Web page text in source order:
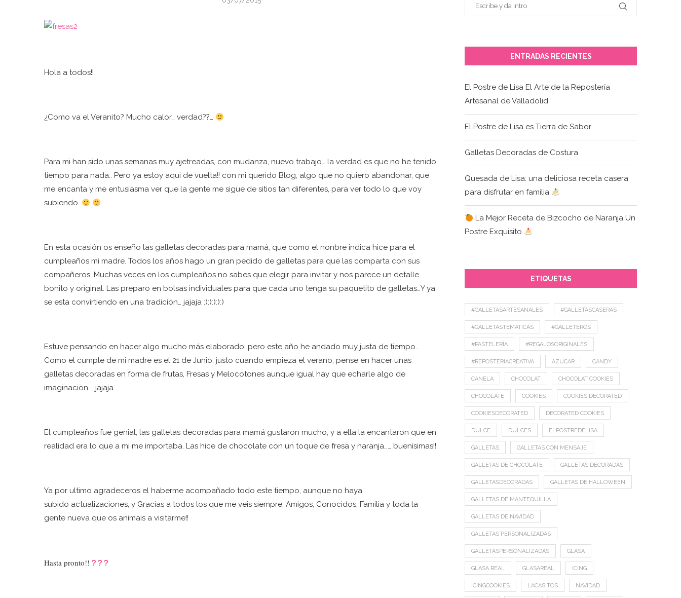
Hola a todos!!
¿Como va el Veranito? Mucho calor… verdad??…
Para mi han sido unas semanas muy ajetreadas, con mudanza, nuevo trabajo… la verdad es que no he tenido
tiempo para nada.. Pero ya estoy aqui de vuelta!! con mi querido Blog, algo que no quiero abandonar, que
me encanta y me entusiasma ver que la gente me sigue de sitios tan diferentes, para ver todo lo que voy
subiendo.
En esta ocasión os enseño las galletas decoradas para mamá, que como el nonbre indica hice para el
cumpleaños mi madre. Todos los años hago un gran pedido de galletas para que las comparta con sus
compañeros. Muchas veces en los cumpleaños no sabes que elegir para invitar y nos parece un detalle
bonito y original. Las preparo en bolsas individuales para que cada uno tenga su paquetito de galletas…Y ya
se esta convirtiendo en una tradición… jajaja :):):):):)
Estuve pensando en hacer algo mucho más elaborado, pero este año he andado muy justa de tiempo..
Como el cumple de mi madre es el 21 de Junio, justo cuando empieza el verano, pense en hacer unas
galletas decoradas en forma de frutas, Fresas y Melocotones aunque igual hay que echarle algo de
imaginacion…. jajaja
El cumpleaños fue genial, las galletas decoradas para mamá gustaron mucho, y a ella la encantaron que en
realidad era lo que a mi me importaba. Las hice de chocolate con un toque de fresa y naranja…… buenísimas!!
Ya por ultimo agradeceros el haberme acompañado todo este tiempo, aunque no haya
subido actualizaciones, y Gracias a todos los que me veis siempre, Amigos, Conocidos, Familia y toda la
gente nueva que os animais a visitarme!!
Hasta pronto!! ? ? ?
ENTRADAS RECIENTES
El Postre de Lisa El Arte de la Repostería
Artesanal de Valladolid
El Postre de Lisa es Tierra de Sabor
Galletas Decoradas de Costura
Quesada de Lisa: una deliciosa receta casera
para disfrutar en familia
La Mejor Receta de Bizcocho de Naranja Un
Postre Exquisito
ETIQUETAS
#GALLETASARTESANALES #GALLETASCASERAS
#GALLETASTEMÁTICAS #GALLETEROS
#PASTELERÍA #REGALOSORIGINALES
#REPOSTERIACREATIVA AZUCAR CANDY
CANELA CHOCOLAT CHOCOLAT COOKIES
CHOCOLATE COOKIES COOKIES DECORATED
COOKIESDECORATED DECORATED COOKIES
DULCE DULCES ELPOSTREDELISA
GALLETAS GALLETAS CON MENSAJE
GALLETAS DE CHOCOLATE GALLETAS DECORADAS
GALLETASDECORADAS GALLETAS DE HALLOWEEN
GALLETAS DE MANTEQUILLA
GALLETAS DE NAVIDAD
GALLETAS PERSONALIZADAS
GALLETASPERSONALIZADAS GLASA
GLASA REAL GLASAREAL ICING
ICINGCOOKIES LACASITOS NAVIDAD